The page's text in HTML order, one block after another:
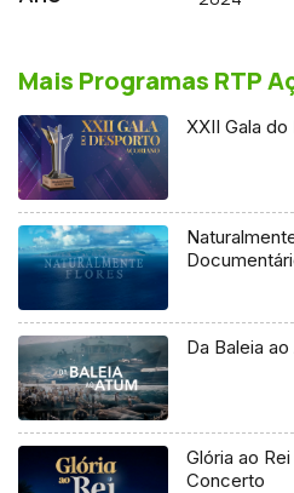
Mais Programas RTP
XXII Gala
Da Baleia
Glória ao
Concerto